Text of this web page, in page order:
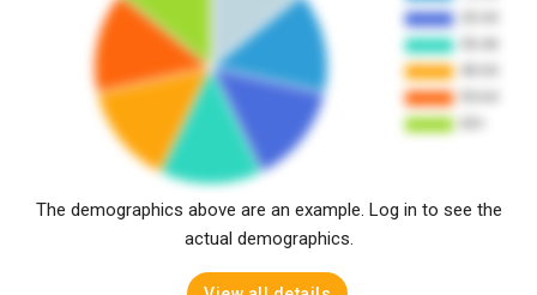
The demographics above are an example. Log in to see the
actual demographics.